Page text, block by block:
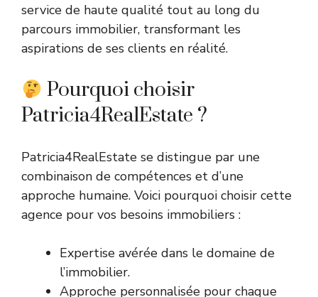
service de haute qualité tout au long du
parcours immobilier, transformant les
aspirations de ses clients en réalité.
Pourquoi choisir
Patricia4RealEstate ?
Patricia4RealEstate se distingue par une
combinaison de compétences et d’une
approche humaine. Voici pourquoi choisir cette
agence pour vos besoins immobiliers :
Expertise avérée dans le domaine de
l’immobilier.
Approche personnalisée pour chaque